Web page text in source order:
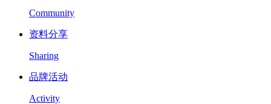
Community
资料分享
Sharing
品牌活动
Activity